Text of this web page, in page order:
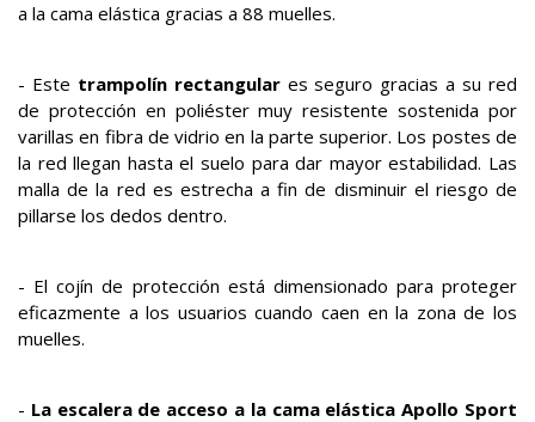
a la cama elástica gracias a 88 muelles.
- Este trampolín rectangulares seguro gracias a su red
de protección en poliéster muy resistente sostenida por
varillas en fibra de vidrio en la parte superior. Los postes de
la red llegan hasta el suelo para dar mayor estabilidad. Las
malla de la red es estrecha a fin de disminuir el riesgo de
pillarse los dedos dentro.
- El cojín de protección está dimensionado para proteger
eficazmente a los usuarios cuando caen en la zona de los
muelles.
- La escalera de acceso a la cama elástica Apollo Sport